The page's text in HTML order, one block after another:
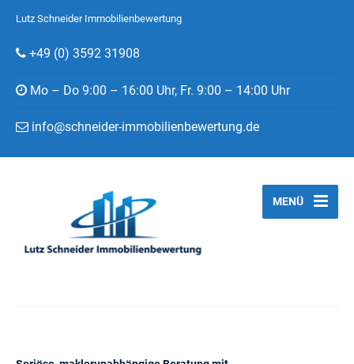
Lutz Schneider Immobilienbewertung
+49 (0) 3592 31908
Mo – Do 9:00 – 16:00 Uhr, Fr. 9:00 – 14:00 Uhr
info@schneider-immobilienbewertung.de
MENÜ